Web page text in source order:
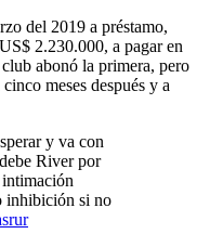
del 2019 a préstamo,
2.230.000, a pagar en
abonó la primera, pero
meses después y a
y va con
River por
inhibición si no